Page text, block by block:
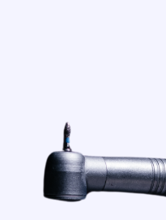
d’escompte.
droit, la dette sera
en cours.
15% des sommes